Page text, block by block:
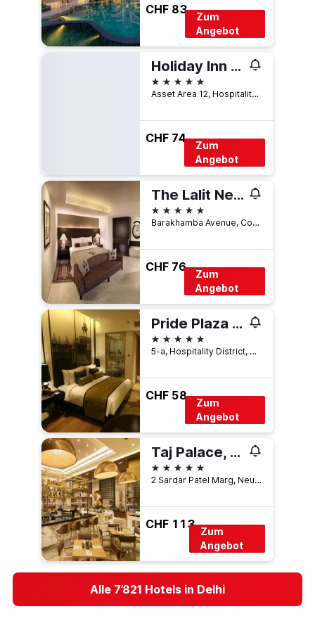
CHF 83
Zum
Angebot
Holiday Inn New Delhi Aerocity By IHG
5 Sterne
Asset Area 12, Hospitality District, Neu-Delhi, Indien
CHF 74
Zum
Angebot
The Lalit New Delhi
5 Sterne
Barakhamba Avenue, Connaught Place, Neu-Delhi, Indien
CHF 76
Zum
Angebot
Pride Plaza Hotel, Aerocity New Delhi
5 Sterne
5-a, Hospitality District, Aerocity, Neu-Delhi, Indien
CHF 58
Zum
Angebot
Taj Palace, New Delhi
5 Sterne
2 Sardar Patel Marg, Neu-Delhi, Indien
CHF 113
Zum
Angebot
Alle 7’821 Hotels in Delhi